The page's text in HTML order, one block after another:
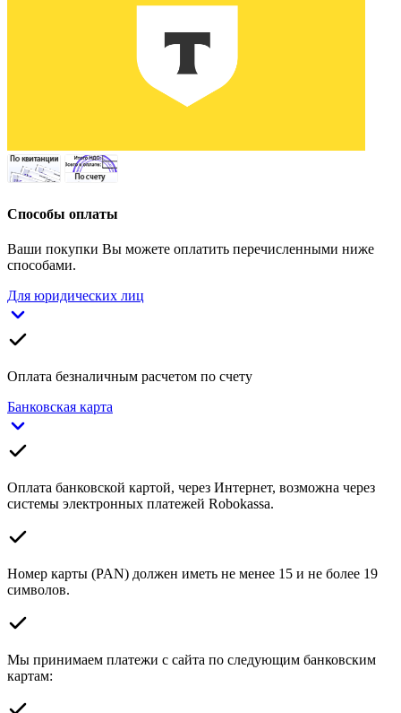
Способы оплаты
Ваши покупки Вы можете оплатить перечисленными ниже
способами.
Для юридических лиц
Оплата безналичным расчетом по счету
Банковская карта
Оплата банковской картой, через Интернет, возможна через
системы электронных платежей Robokassa.
Номер карты (PAN) должен иметь не менее 15 и не более 19
символов.
Мы принимаем платежи с сайта по следующим банковским
картам: